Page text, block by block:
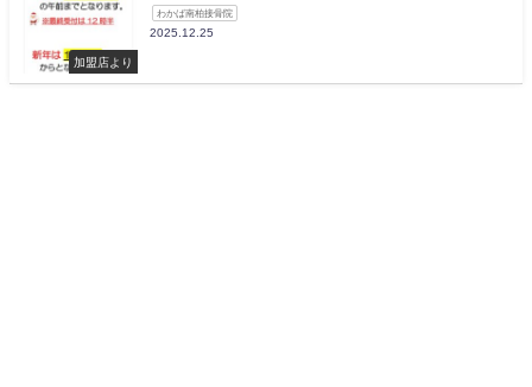
加盟店より
わかば南柏接骨院
2025.12.25